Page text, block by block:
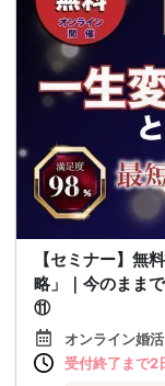
【セミナー】無
略」｜今のまま
⑪
オンライン婚
受付終了まで2